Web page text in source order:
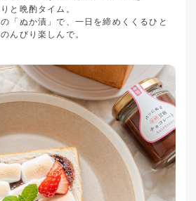
と晩酌タイム。
「ぬか漬」で、一日を締めくくるひと
んびり楽しんで。